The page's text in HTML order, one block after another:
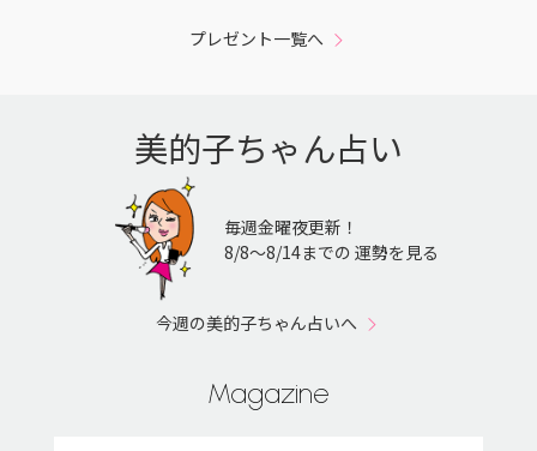
プレゼント一覧へ
美的子ちゃん占い
毎週金曜夜更新！
8/8〜8/14までの 運勢を見る
今週の美的子ちゃん占いへ
Magazine